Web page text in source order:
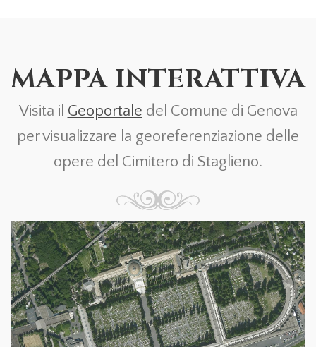
MAPPA INTERATTIVA
Visita il Geoportale del Comune di Genova
per visualizzare la georeferenziazione delle
opere del Cimitero di Staglieno.